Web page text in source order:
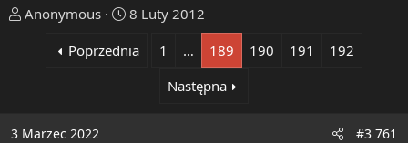
T
s
Anonymous
R
z
8 Luty 2012
Poprzednia
1 … 189 190 191
192
Następna
3 Marzec 2022 #3 761